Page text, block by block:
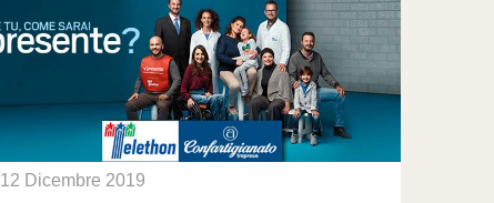
12 Dicembre 2019